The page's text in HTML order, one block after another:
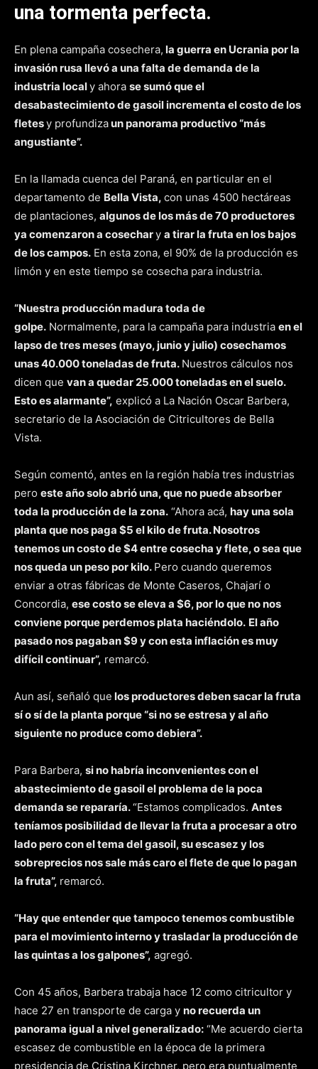
una tormenta perfecta.
En plena campaña cosechera, la guerra en Ucrania por la
invasión rusa llevó a una falta de demanda de la
industria localy ahora se sumó que el
desabastecimiento de gasoil incrementa el costo de los
fletesy profundizaun panorama productivo “más
angustiante”.
En la llamada cuenca del Paraná, en particular en el
departamento de Bella Vista, con unas 4500 hectáreas
de plantaciones, algunos de los más de 70 productores
ya comenzaron a cosechary a tirar la fruta en los bajos
de los campos. En esta zona, el 90% de la producción es
limón y en este tiempo se cosecha para industria.
“Nuestra producción madura toda de
golpe. Normalmente, para la campaña para industria en el
lapso de tres meses (mayo, junio y julio) cosechamos
unas 40.000 toneladas de fruta. Nuestros cálculos nos
dicen que van a quedar 25.000 toneladas en el suelo.
Esto es alarmante”, explicó a La Nación Oscar Barbera,
secretario de la Asociación de Citricultores de Bella
Vista.
Según comentó, antes en la región había tres industrias
pero este año solo abrió una, que no puede absorber
toda la producción de la zona. “Ahora acá, hay una sola
planta que nos paga $5 el kilo de fruta. Nosotros
tenemos un costo de $4 entre cosecha y flete, o sea que
nos queda un peso por kilo. Pero cuando queremos
enviar a otras fábricas de Monte Caseros, Chajarí o
Concordia, ese costo se eleva a $6, por lo que no nos
conviene porque perdemos plata haciéndolo. El año
pasado nos pagaban $9 y con esta inflación es muy
difícil continuar”, remarcó.
Aun así, señaló que los productores deben sacar la fruta
sí o sí de la planta porque “si no se estresa y al año
siguiente no produce como debiera”.
Para Barbera, si no habría inconvenientes con el
abastecimiento de gasoil el problema de la poca
demanda se repararía.“Estamos complicados. Antes
teníamos posibilidad de llevar la fruta a procesar a otro
lado pero con el tema del gasoil, su escasez y los
sobreprecios nos sale más caro el flete de que lo pagan
la fruta”, remarcó.
“Hay que entender que tampoco tenemos combustible
para el movimiento interno y trasladar la producción de
las quintas a los galpones”, agregó.
Con 45 años, Barbera trabaja hace 12 como citricultor y
hace 27 en transporte de carga y no recuerda un
panorama igual a nivel generalizado: “Me acuerdo cierta
escasez de combustible en la época de la primera
presidencia de Cristina Kirchner, pero era puntualmente